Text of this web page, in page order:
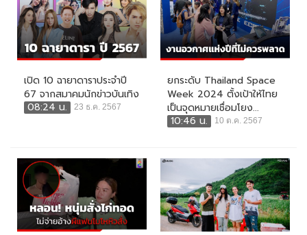
เปิด 10 ฉายาดาราประจำปี
67 จากสมาคมนักข่าวบันเทิง
08:24 น.
23 ธ.ค. 2567
ยกระดับ Thailand Space
Week 2024 ตั้งเป้าให้ไทย
เป็นจุดหมายเชื่อมโยง...
10:46 น.
10 ต.ค. 2567